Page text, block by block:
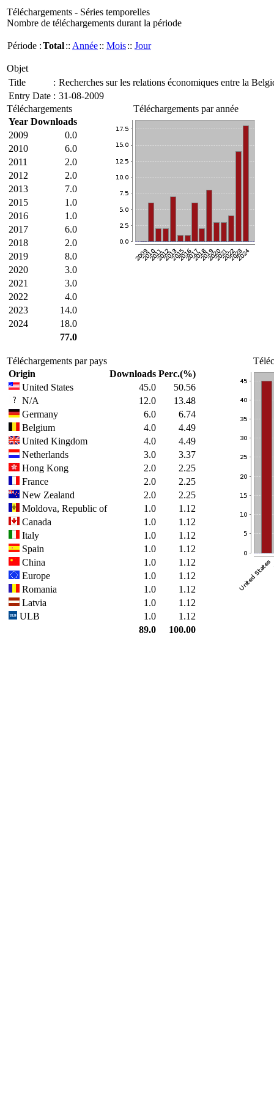
Téléchargements - Séries temporelles
Nombre de téléchargements durant la période
Période :Total:: Année:: Mois:: Jour
Objet
Title
: Recherches sur les relations économiques entre la
Entry Date : 31-08-2009
Téléchargements
Year Downloads
2009
0.0
2010
6.0
2011
2.0
2012
2.0
2013
7.0
2015
1.0
2016
1.0
2017
6.0
2018
2.0
2019
8.0
2020
3.0
2021
3.0
2022
4.0
2023
14.0
2024
18.0
77.0
Téléchargements par année
Téléchargements par pays
Origin
Downloads Perc.(%)
United States
45.0
50.56
N/A
12.0
13.48
Germany
6.0
6.74
Belgium
4.0
4.49
United Kingdom
4.0
4.49
Netherlands
3.0
3.37
Hong Kong
2.0
2.25
France
2.0
2.25
New Zealand
2.0
2.25
Moldova, Republic of
1.0
1.12
Canada
1.0
1.12
Italy
1.0
1.12
Spain
1.0
1.12
China
1.0
1.12
Europe
1.0
1.12
Romania
1.0
1.12
Latvia
1.0
1.12
ULB
1.0
1.12
89.0
100.00